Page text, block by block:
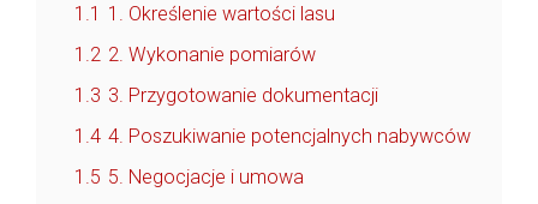
1.1 1. Określenie wartości lasu
1.2 2. Wykonanie pomiarów
1.3 3. Przygotowanie dokumentacji
1.4 4. Poszukiwanie potencjalnych nabywców
1.5 5. Negocjacje i umowa